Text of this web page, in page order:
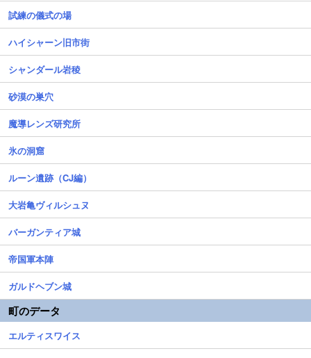
試練の儀式の場
ハイシャーン旧市街
シャンダール岩稜
砂漠の巣穴
魔導レンズ研究所
氷の洞窟
ルーン遺跡（CJ編）
大岩亀ヴィルシュヌ
バーガンティア城
帝国軍本陣
ガルドヘブン城
町のデータ
エルティスワイス